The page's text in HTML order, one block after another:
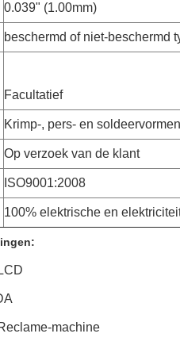
0.039" (1.00mm)
beschermd of niet-beschermd
Facultatief
Krimp-, pers- en
Op verzoek van de klant
ISO9001:2008
100% elektrische en
machine